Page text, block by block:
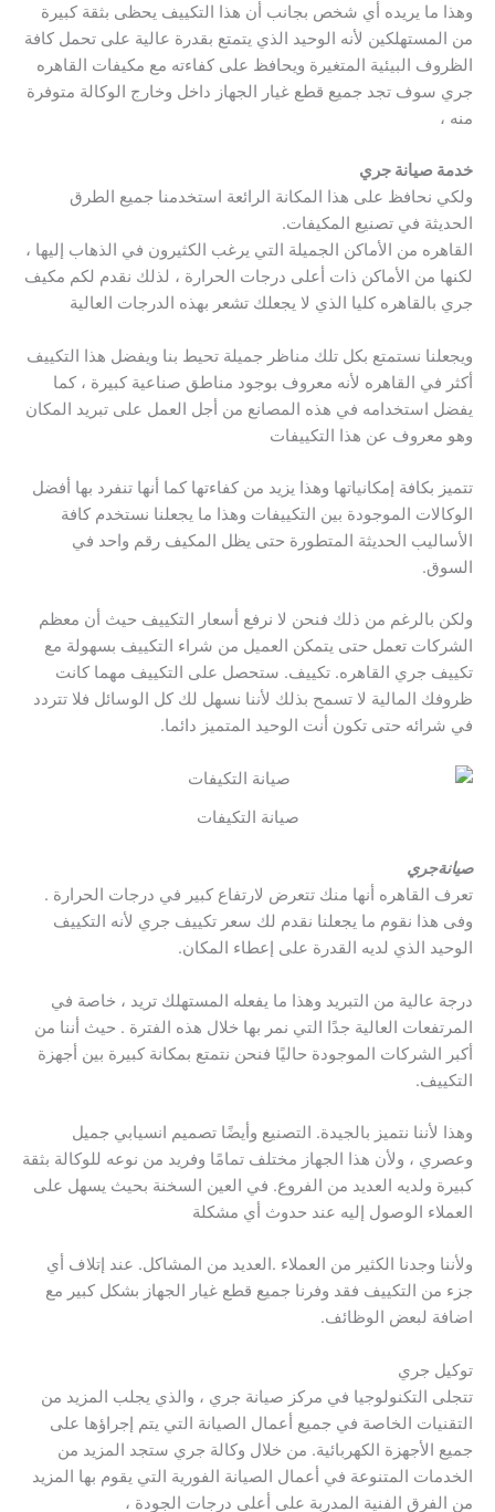
وهذا ما يريده أي شخص بجانب أن هذا التكييف يحظى بثقة كبيرة
من المستهلكين لأنه الوحيد الذي يتمتع بقدرة عالية على تحمل كافة
الظروف البيئية المتغيرة ويحافظ على كفاءته مع مكيفات القاهره
جري سوف تجد جميع قطع غيار الجهاز داخل وخارج الوكالة متوفرة
منه ،
خدمة صيانة جري
ولكي نحافظ على هذا المكانة الرائعة استخدمنا جميع الطرق
الحديثة في تصنيع المكيفات.
القاهره من الأماكن الجميلة التي يرغب الكثيرون في الذهاب إليها ،
لكنها من الأماكن ذات أعلى درجات الحرارة ، لذلك نقدم لكم مكيف
جري بالقاهره كليا الذي لا يجعلك تشعر بهذه الدرجات العالية
ويجعلنا نستمتع بكل تلك مناظر جميلة تحيط بنا ويفضل هذا التكييف
أكثر في القاهره لأنه معروف بوجود مناطق صناعية كبيرة ، كما
يفضل استخدامه في هذه المصانع من أجل العمل على تبريد المكان
وهو معروف عن هذا التكييفات
تتميز بكافة إمكانياتها وهذا يزيد من كفاءتها كما أنها تنفرد بها أفضل
الوكالات الموجودة بين التكييفات وهذا ما يجعلنا نستخدم كافة
الأساليب الحديثة المتطورة حتى يظل المكيف رقم واحد في
السوق.
ولكن بالرغم من ذلك فنحن لا نرفع أسعار التكييف حيث أن معظم
الشركات تعمل حتى يتمكن العميل من شراء التكييف بسهولة مع
تكييف جري القاهره. تكييف. ستحصل على التكييف مهما كانت
ظروفك المالية لا تسمح بذلك لأننا نسهل لك كل الوسائل فلا تتردد
في شرائه حتى تكون أنت الوحيد المتميز دائما.
صيانة التكيفات
صيانةجري
تعرف القاهره أنها منك تتعرض لارتفاع كبير في درجات الحرارة .
وفى هذا نقوم ما يجعلنا نقدم لك سعر تكييف جري لأنه التكييف
الوحيد الذي لديه القدرة على إعطاء المكان.
درجة عالية من التبريد وهذا ما يفعله المستهلك تريد ، خاصة في
المرتفعات العالية جدًا التي نمر بها خلال هذه الفترة . حيث أننا من
أكبر الشركات الموجودة حاليًا فنحن نتمتع بمكانة كبيرة بين أجهزة
التكييف.
وهذا لأننا نتميز بالجيدة. التصنيع وأيضًا تصميم انسيابي جميل
وعصري ، ولأن هذا الجهاز مختلف تمامًا وفريد من نوعه للوكالة بثقة
كبيرة ولديه العديد من الفروع. في العين السخنة بحيث يسهل على
العملاء الوصول إليه عند حدوث أي مشكلة
ولأننا وجدنا الكثير من العملاء .العديد من المشاكل. عند إتلاف أي
جزء من التكييف فقد وفرنا جميع قطع غيار الجهاز بشكل كبير مع
اضافة لبعض الوظائف.
توكيل جري
تتجلى التكنولوجيا في مركز صيانة جري ، والذي يجلب المزيد من
التقنيات الخاصة في جميع أعمال الصيانة التي يتم إجراؤها على
جميع الأجهزة الكهربائية. من خلال وكالة جري ستجد المزيد من
الخدمات المتنوعة في أعمال الصيانة الفورية التي يقوم بها المزيد
من الفرق الفنية المدربة على أعلى درجات الجودة ،